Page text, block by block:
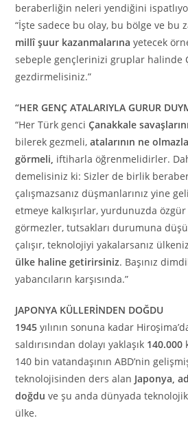
beraberliğin neleri yendiğini
“İşte sadece bu olay, bu bölge ve bu
millî şuur kazanmalarına yetecek
sebeple gençlerinizi gruplar halinde
gezdirmelisiniz.”
“HER GENÇ ATALARIYLA GURUR
“Her Türk genciÇanakkale
bilerek gezmeli,atalarının ne
görmeli, iftiharla öğrenmelidirler.
demelisiniz ki: Sizler de birlik
çalışmazsanız düşmanlarınız yine
etmeye kalkışırlar, yurdunuzda özgür
görmezler, tutsakları durumuna
çalışır, teknolojiyi yakalarsanız
ülke haline getirirsiniz. Başınız
yabancıların karşısında.”
JAPONYA KÜLLERİNDEN DOĞDU
1945yılının sonuna kadar
saldırısından dolayı yaklaşık 140.000
140 bin vatandaşının ABD’nin
teknolojisinden ders alan Japonya,
doğdu ve şu anda dünyada
ülke.